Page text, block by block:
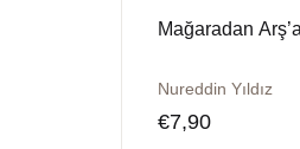
Mağaradan Arş’a
Nureddin Yıldız
€7,90